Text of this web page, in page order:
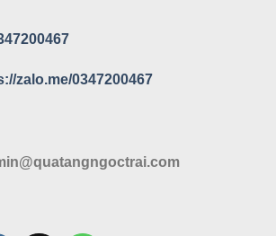
zalo.me/0347200467